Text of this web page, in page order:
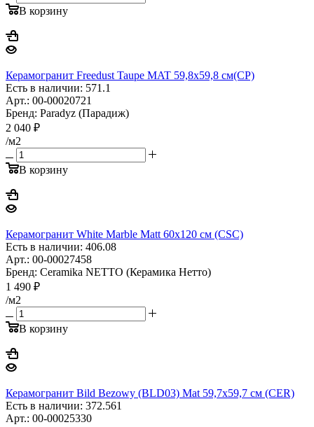
В корзину
Керамогранит Freedust Taupe MAT 59,8x59,8 см(CP)
Есть в наличии: 571.1
Арт.: 00-00020721
Бренд: Paradyz (Парадиж)
2 040 ₽
/м2
В корзину
Керамогранит White Marble Matt 60x120 см (CSC)
Есть в наличии: 406.08
Арт.: 00-00027458
Бренд: Ceramika NETTO (Керамика Нетто)
1 490 ₽
/м2
В корзину
Керамогранит Bild Bezowy (BLD03) Mat 59,7x59,7 см (CER)
Есть в наличии: 372.561
Арт.: 00-00025330